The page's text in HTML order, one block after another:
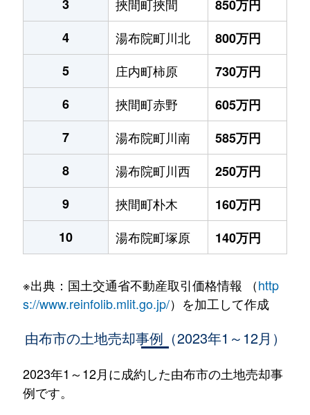
3
挾間町挾間
850万円
4
湯布院町川北
800万円
5
庄内町柿原
730万円
6
挾間町赤野
605万円
7
湯布院町川南
585万円
8
湯布院町川西
250万円
9
挾間町朴木
160万円
10
湯布院町塚原 140万円
※出典：国土交通省不動産取引価格情報 （http
s://www.reinfolib.mlit.go.jp/）を加工して作成
由布市の土地売却事例（2023年1～12月）
2023年1～12月に成約した由布市の土地売却事
例です。